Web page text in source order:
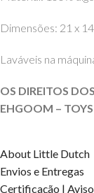
Dimensões: 21 x
Laváveis na
OS DIREITOS
EHGOOM –
About Little Dutch
Envios e Entregas
Certificação |